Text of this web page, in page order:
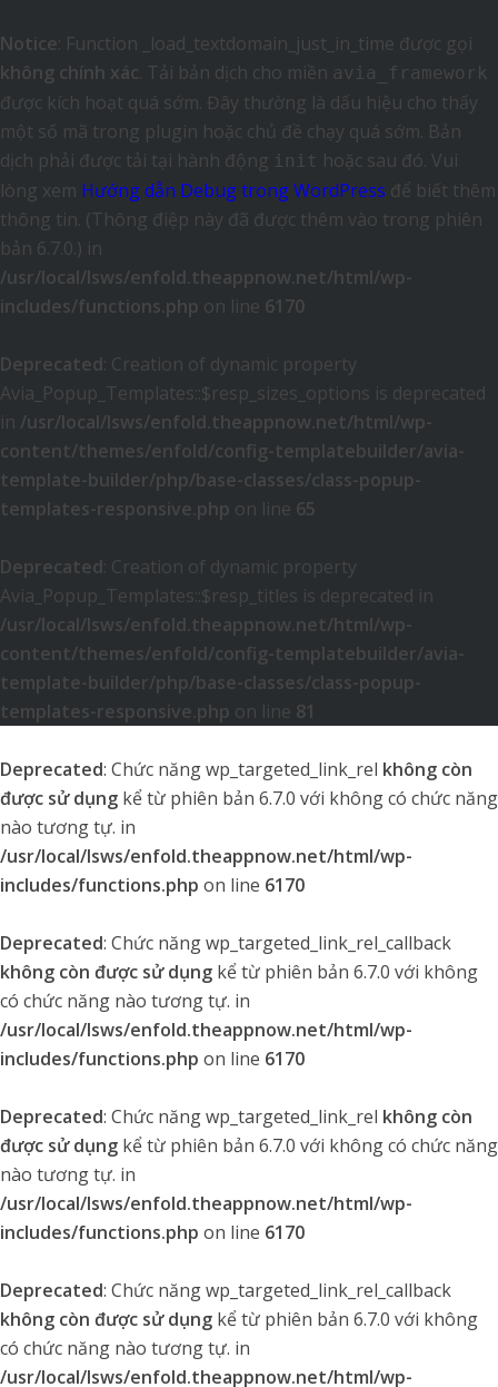
Notice: Function _load_textdomain_just_in_time được gọi
không chính xác. Tải bản dịch cho miền avia_framework
được kích hoạt quá sớm. Đây thường là dấu hiệu cho thấy
một số mã trong plugin hoặc chủ đề chạy quá sớm. Bản
dịch phải được tải tại hành động init hoặc sau đó. Vui
lòng xem Hướng dẫn Debug trong WordPress để biết thêm
thông tin. (Thông điệp này đã được thêm vào trong phiên
bản 6.7.0.) in
/usr/local/lsws/enfold.theappnow.net/html/wp-
includes/functions.php on line 6170
Deprecated: Creation of dynamic property
Avia_Popup_Templates::$resp_sizes_options is deprecated
in /usr/local/lsws/enfold.theappnow.net/html/wp-
content/themes/enfold/config-templatebuilder/avia-
template-builder/php/base-classes/class-popup-
templates-responsive.php on line 65
Deprecated: Creation of dynamic property
Avia_Popup_Templates::$resp_titles is deprecated in
/usr/local/lsws/enfold.theappnow.net/html/wp-
content/themes/enfold/config-templatebuilder/avia-
template-builder/php/base-classes/class-popup-
templates-responsive.php on line 81
Deprecated: Chức năng wp_targeted_link_rel không còn
được sử dụng kể từ phiên bản 6.7.0 với không có chức năng
nào tương tự. in
/usr/local/lsws/enfold.theappnow.net/html/wp-
includes/functions.php on line 6170
Deprecated: Chức năng wp_targeted_link_rel_callback
không còn được sử dụng kể từ phiên bản 6.7.0 với không
có chức năng nào tương tự. in
/usr/local/lsws/enfold.theappnow.net/html/wp-
includes/functions.php on line 6170
Deprecated: Chức năng wp_targeted_link_rel không còn
được sử dụng kể từ phiên bản 6.7.0 với không có chức năng
nào tương tự. in
/usr/local/lsws/enfold.theappnow.net/html/wp-
includes/functions.php on line 6170
Deprecated: Chức năng wp_targeted_link_rel_callback
không còn được sử dụng kể từ phiên bản 6.7.0 với không
có chức năng nào tương tự. in
/usr/local/lsws/enfold.theappnow.net/html/wp-